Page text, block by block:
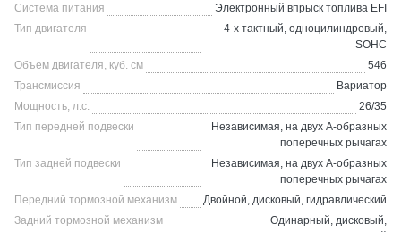
Система питания
Электронный впрыск топлива EFI
Тип двигателя
4-х тактный, одноцилиндровый,
SOHC
Объем двигателя, куб. см
546
Трансмиссия
Вариатор
Мощность, л.с.
26/35
Тип передней подвески
Независимая, на двух А-образных
поперечных рычагах
Тип задней подвески
Независимая, на двух А-образных
поперечных рычагах
Передний тормозной механизм
Двойной, дисковый, гидравлический
Задний тормозной механизм
Одинарный, дисковый,